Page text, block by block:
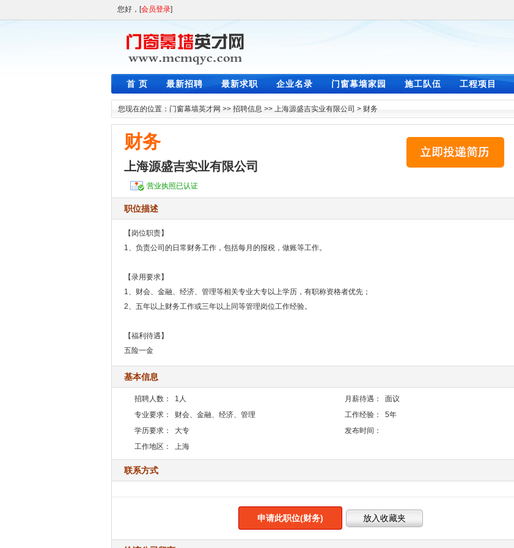
您好，[会员登录]
首 页 最新招聘 最新求职 企业名录 门窗幕墙家园 施工队伍 工程项目
您现在的位置： 门窗幕墙英才网 >> 招聘信息 >> 上海源盛吉实业有限公司 > 财务
财务
上海源盛吉实业有限公司
营业执照已认证
职位描述
【岗位职责】
1、负责公司的日常财务工作，包括每月的报税，做账等工作。
【录用要求】
1、财会、金融、经济、管理等相关专业大专以上学历，有职称资格者优先；
2、五年以上财务工作或三年以上同等管理岗位工作经验。
【福利待遇】
五险一金
基本信息
招聘人数： 1人 月薪待遇：
面议
专业要求：
财会、金融、经济、管理 工作经验：
5年
学历要求：
大专
发布时间：
工作地区：
上海
联系方式
申请此职位(财务)